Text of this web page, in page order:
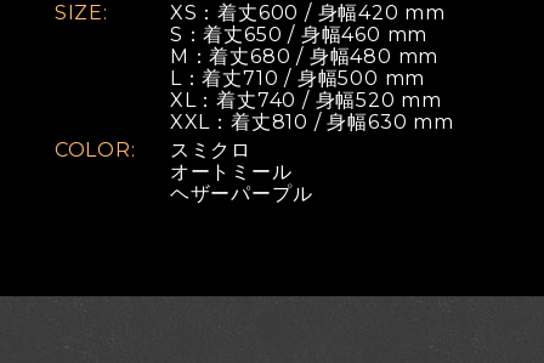
SIZE:
XS：着丈600 / 身幅420 mm
S：着丈650 / 身幅460 mm
M：着丈680 / 身幅480 mm
L：着丈710 / 身幅500 mm
XL：着丈740 / 身幅520 mm
XXL：着丈810 / 身幅630 mm
COLOR:
スミクロ
オートミール
ヘザーパープル